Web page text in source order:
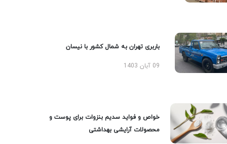
باربری تهران به شمال کشور با نیسان
09 آبان 1403
خواص و فواید سدیم بنزوات برای پوست و
محصولات آرایشی بهداشتی